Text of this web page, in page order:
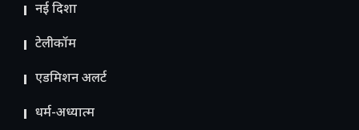
नई दिशा
टेलीकॉम
ए​डमिशन अलर्ट
धर्म-अध्यात्म